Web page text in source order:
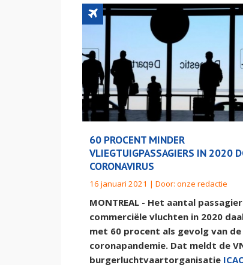
60 PROCENT MINDER
VLIEGTUIGPASSAGIERS IN 2020
CORONAVIRUS
16 januari 2021 | Door: onze redactie
MONTREAL - Het aantal
commerciële vluchten in 2020
met 60 procent als gevolg van de
coronapandemie. Dat meldt de
burgerluchtvaartorganisatie